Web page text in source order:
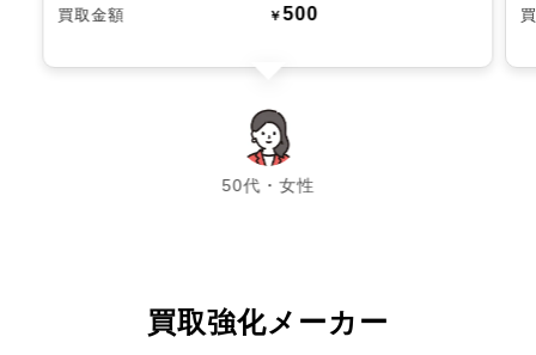
買取金額 ￥500
50代・女性
chevron_left chevron_right
買取強化メーカー